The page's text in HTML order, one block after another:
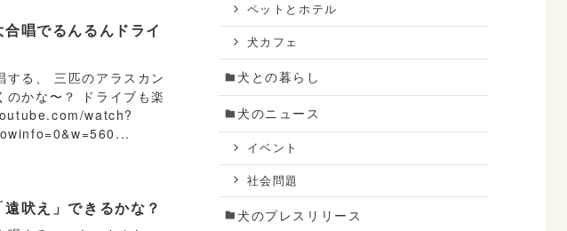
唱でるんるんドライ
る、 三匹のアラスカン
のかな〜？ ドライブも楽
watch?
吠え」できるかな？
ペットとホテル
犬カフェ
犬との暮らし
犬のニュース
イベント
社会問題
犬のプレスリリース